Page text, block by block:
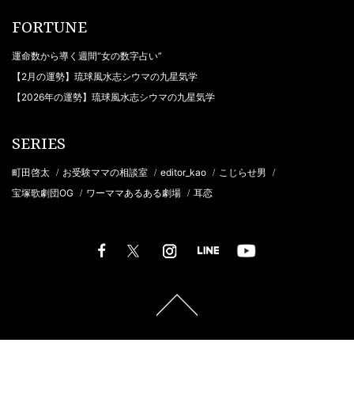
FORTUNE
運命数から導く週間“女の数字占い”
【2月の運勢】琉球風水志シウマの九星気学
【2026年の運勢】琉球風水志シウマの九星気学
SERIES
町田啓太 / お受験ママの相談室 / editor_kao / こじらせ男 /
宝塚歌劇団OG / ワーママあるある劇場 / 耳恋